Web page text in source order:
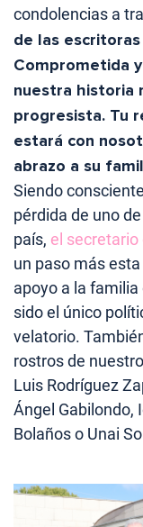
condolencias a
de las
Comprometida
nuestra historia
progresista. Tu
estará con
abrazo a su
Siendo
pérdida de uno
país, el secretario
un paso más
apoyo a la
sido el único
velatorio.
rostros de
Luis Rodríguez
Ángel Gabilondo,
Bolaños o Unai